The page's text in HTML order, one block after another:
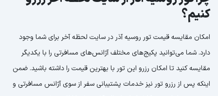
کنیم؟
امکان مقایسه قیمت تور روسیه آذر در سایت لحظه آخر برای شما وجود
دارد. شما می‌توانید پکیج‌های مختلف آژانس‌های مسافرتی را با یکدیگر
مقایسه کنید تا امکان رزرو این تور با بهترین قیمت را داشته باشید. ضمن
اینکه پس از رزرو تور نیز خدمات پشتیبانی سفر از سوی آژانس مسافرتی و